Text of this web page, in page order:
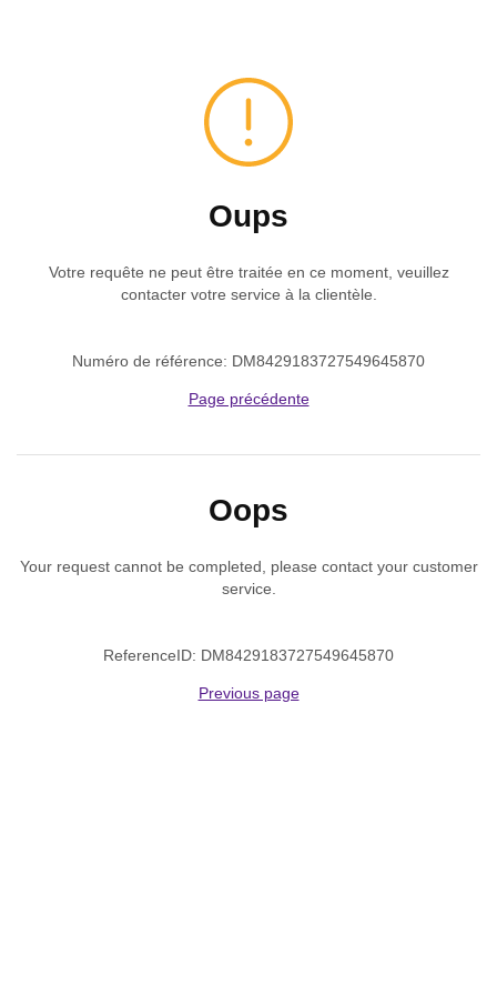
Oups
Votre requête ne peut être traitée en ce moment, veuillez
contacter votre service à la clientèle.
Numéro de référence: DM8429183727549645870
Page précédente
Oops
Your request cannot be completed, please contact your customer
service.
ReferenceID: DM8429183727549645870
Previous page